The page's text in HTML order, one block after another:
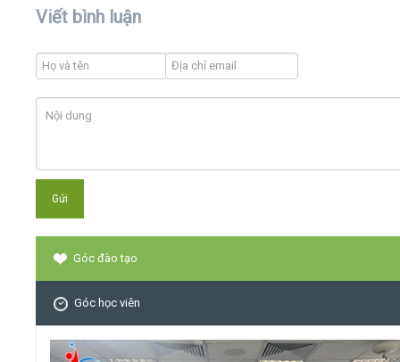
Viết bình luận
Góc đào tạo
Góc học viên